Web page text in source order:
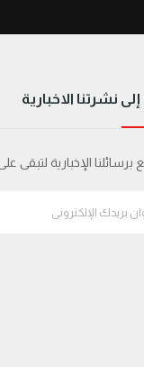
نشرتنا الاخبارية
برسائلنا الإخبارية لتبقى